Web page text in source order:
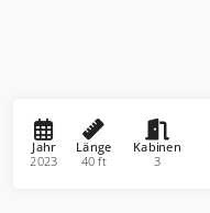
Jahr
2023
Länge
40 ft
Kabinen
3